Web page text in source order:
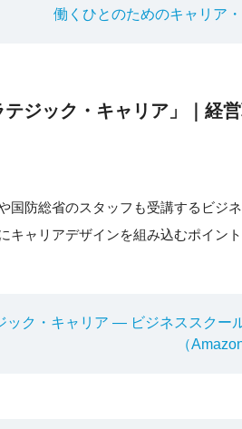
働くひとのためのキャリア
テジック・キャリア」｜経
国防総省のスタッフも受講するビジ
キャリアデザインを組み込むポイン
ック・キャリア ― ビジネススクー
（